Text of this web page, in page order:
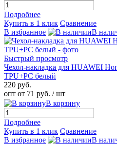
Подробнее
Купить в 1 клик Сравнение
В избранное
В
Быстрый просмотр
Чехол-накладка для HUAWEI
TPU+PC белый
220 руб.
опт от 71 руб. / шт
В корзину
Подробнее
Купить в 1 клик Сравнение
В избранное
В